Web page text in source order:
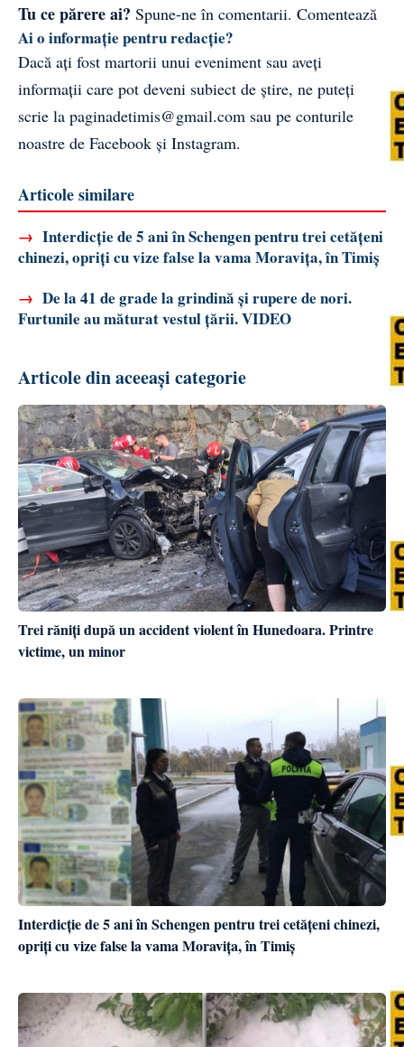
Tu ce părere ai? Spune-ne în comentarii. Comentează
Ai o informație pentru redacție?
Dacă ați fost martorii unui eveniment sau aveți
informații care pot deveni subiect de știre, ne puteți
scrie la paginadetimis@gmail.com sau pe conturile
noastre de Facebook și Instagram.
Articole similare
→ Interdicție de 5 ani în Schengen pentru trei cetățeni
chinezi, opriți cu vize false la vama Moravița, în Timiș
→ De la 41 de grade la grindină și rupere de nori.
Furtunile au măturat vestul țării. VIDEO
Articole din aceeași categorie
Trei răniți după un accident violent în Hunedoara. Printre
victime, un minor
Interdicție de 5 ani în Schengen pentru trei cetățeni chinezi,
opriți cu vize false la vama Moravița, în Timiș